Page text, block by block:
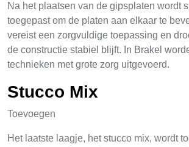
Na het plaatsen van de gipsplaten wordt
toegepast om de platen aan elkaar te
vereist een zorgvuldige toepassing en
de constructie stabiel blijft. In Brakel
technieken met grote zorg uitgevoerd.
Stucco Mix
Toevoegen
Het laatste laagje, het stucco mix, wordt